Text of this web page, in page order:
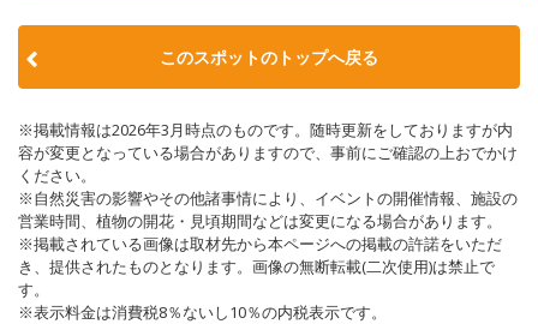
このスポットのトップへ戻る
※掲載情報は2026年3月時点のものです。随時更新をしておりますが内
容が変更となっている場合がありますので、事前にご確認の上おでかけ
ください。
※自然災害の影響やその他諸事情により、イベントの開催情報、施設の
営業時間、植物の開花・見頃期間などは変更になる場合があります。
※掲載されている画像は取材先から本ページへの掲載の許諾をいただ
き、提供されたものとなります。画像の無断転載(二次使用)は禁止で
す。
※表示料金は消費税8％ないし10％の内税表示です。